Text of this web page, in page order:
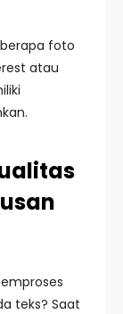
foto
atau
teks? Saat